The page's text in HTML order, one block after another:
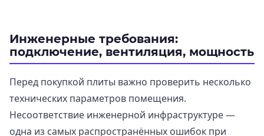
Инженерные требования:
подключение, вентиляция, мощность
Перед покупкой плиты важно проверить несколько
технических параметров помещения.
Несоответствие инженерной инфраструктуре —
одна из самых распространённых ошибок при